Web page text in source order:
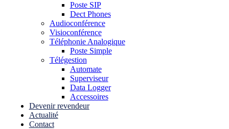
Poste SIP
Dect Phones
Audioconférence
Visioconférence
Téléphonie Analogique
Poste Simple
Télégestion
Automate
Superviseur
Data Logger
Accessoires
Devenir revendeur
Actualité
Contact